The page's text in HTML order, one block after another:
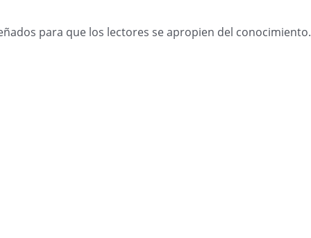
para que los lectores se apropien del conocimiento.